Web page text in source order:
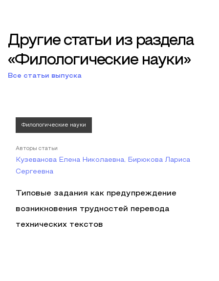
Другие статьи из раздела
«Филологические науки»
Все статьи выпуска
Филологические науки
Авторы статьи
Кузеванова Елена Николаевна, Бирюкова Лариса
Сергеевна
Типовые задания как предупреждение
возникновения трудностей перевода
технических текстов